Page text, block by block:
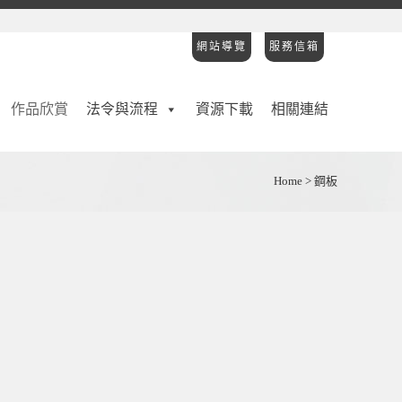
網站導覽 服務信箱
作品欣賞 法令與流程 資源下載 相關連結
Home > 鋼板